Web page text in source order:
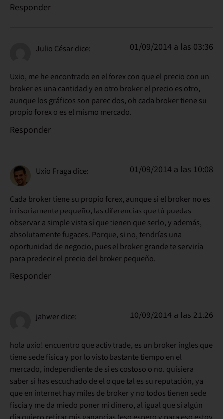
Responder
Julio Césardice: 01/09/2014 a las 03:36
Uxio, me he encontrado en el forex con que el precio con un
broker es una cantidad y en otro broker el precio es otro,
aunque los gráficos son parecidos, oh cada broker tiene su
propio forex o es el mismo mercado.
Responder
Uxío Fraga dice: 01/09/2014 a las 10:08
Cada broker tiene su propio forex, aunque si el broker no es
irrisoriamente pequeño, las diferencias que tú puedas
observar a simple vista sí que tienen que serlo, y además,
absolutamente fugaces. Porque, si no, tendrías una
oportunidad de negocio, pues el broker grande te serviría
para predecir el precio del broker pequeño.
Responder
jahwerdice: 10/09/2014 a las 21:26
hola uxio! encuentro que activ trade, es un broker ingles que
tiene sede física y por lo visto bastante tiempo en el
mercado, independiente de si es costoso o no. quisiera
saber si has escuchado de el o que tal es su reputación, ya
que en internet hay miles de broker y no todos tienen sede
físcia y me da miedo poner mi dinero, al igual que si algún
día quiero retirar mis ganancias (eso espero y para eso estoy